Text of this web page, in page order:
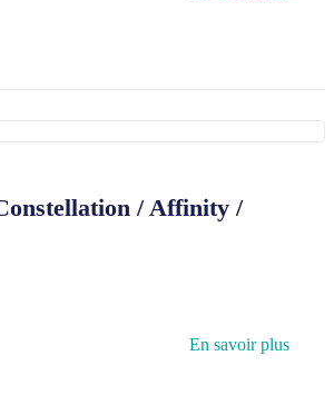
/ Affinity /
En savoir plus